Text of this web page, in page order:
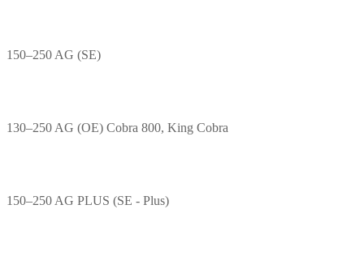
150–250 AG (SE)
130–250 AG (OE) Cobra 800, King Cobra
150–250 AG PLUS (SE - Plus)